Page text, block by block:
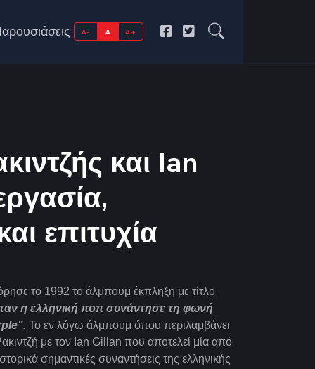
A- A A+
και Ian
επιτυχία
το 1992 το άλμπουμ έκπληξη με τίτλο
η ελληνική ποπ συνάντησε τη φωνή
Το εν λόγω άλμπουμ όπου περιλαμβάνει
με τον Ian Gillan που αποτελεί μία από
σημαντικές συναντήσεις της ελληνικής